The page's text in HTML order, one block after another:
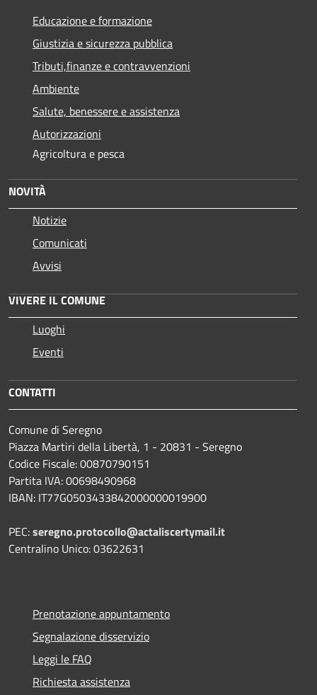
Educazione e formazione
Giustizia e sicurezza pubblica
Tributi,finanze e contravvenzioni
Ambiente
Salute, benessere e assistenza
Autorizzazioni
Agricoltura e pesca
NOVITÀ
Notizie
Comunicati
Avvisi
VIVERE IL COMUNE
Luoghi
Eventi
CONTATTI
Comune di Seregno
Piazza Martiri della Libertà, 1 - 20831 - Seregno
Codice Fiscale: 00870790151
Partita IVA: 00698490968
IBAN: IT77G0503433842000000019900
PEC:seregno.protocollo@actaliscertymail.it
Centralino Unico: 03622631
Prenotazione appuntamento
Segnalazione disservizio
Leggi le FAQ
Richiesta assistenza